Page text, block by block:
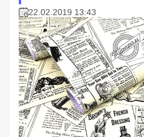
22.02.2019 13:43